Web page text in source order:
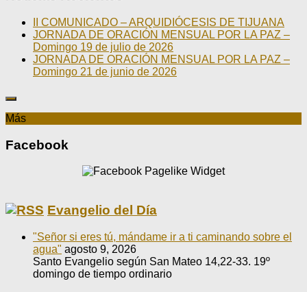
II COMUNICADO – ARQUIDIÓCESIS DE TIJUANA
JORNADA DE ORACIÓN MENSUAL POR LA PAZ –
Domingo 19 de julio de 2026
JORNADA DE ORACIÓN MENSUAL POR LA PAZ –
Domingo 21 de junio de 2026
Más
Facebook
Evangelio del Día
"Señor si eres tú, mándame ir a ti caminando sobre el
agua" agosto 9, 2026
Santo Evangelio según San Mateo 14,22-33. 19º
domingo de tiempo ordinario